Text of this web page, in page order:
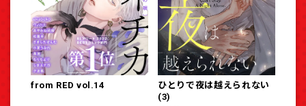
from RED vol.14
ひとりで夜は越えられない
(3)